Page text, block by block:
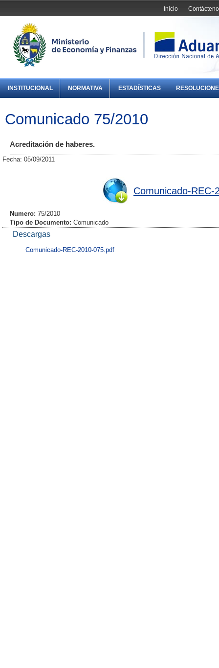
Inicio
INSTITUCIONAL NORMATIVA ESTADÍSTICAS
Comunicado 75/2010
Acreditación de haberes.
Fecha: 05/09/2011
Comunicado-REC-
Numero: 75/2010
Tipo de Documento: Comunicado
Descargas
Comunicado-REC-2010-075.pdf